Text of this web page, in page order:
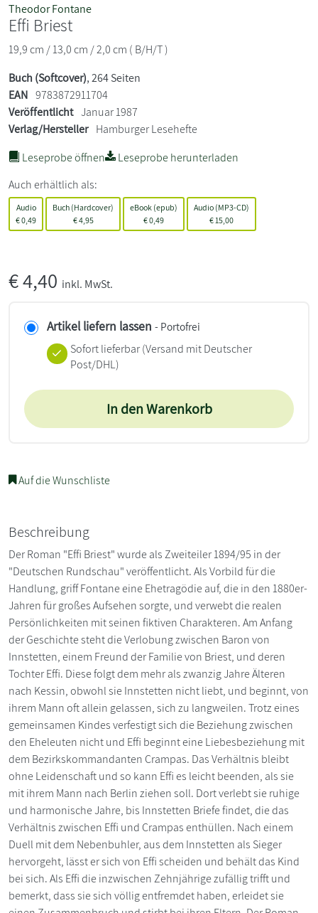
Theodor Fontane
Effi Briest
19,9 cm / 13,0 cm / 2,0 cm ( B/H/T )
Buch (Softcover), 264 Seiten
EAN 9783872911704
Veröffentlicht Januar 1987
Verlag/Hersteller Hamburger Lesehefte
Leseprobe öffnen
Leseprobe herunterladen
Auch erhältlich als:
Audio
€0,49
Buch (Hardcover)
€4,95
eBook (epub)
€0,49
Audio (MP3-CD)
€ 15,00
€4,40 inkl. MwSt.
Artikel liefern lassen - Portofrei
Sofort lieferbar(Versand mit Deutscher
Post/DHL)
In den Warenkorb
Auf die Wunschliste
Beschreibung
Der Roman "Effi Briest" wurde als Zweiteiler 1894/95 in der
"Deutschen Rundschau" veröffentlicht. Als Vorbild für die
Handlung, griff Fontane eine Ehetragödie auf, die in den 1880er-
Jahren für großes Aufsehen sorgte, und verwebt die realen
Persönlichkeiten mit seinen fiktiven Charakteren. Am Anfang
der Geschichte steht die Verlobung zwischen Baron von
Innstetten, einem Freund der Familie von Briest, und deren
Tochter Effi. Diese folgt dem mehr als zwanzig Jahre Älteren
nach Kessin, obwohl sie Innstetten nicht liebt, und beginnt, von
ihrem Mann oft allein gelassen, sich zu langweilen. Trotz eines
gemeinsamen Kindes verfestigt sich die Beziehung zwischen
den Eheleuten nicht und Effi beginnt eine Liebesbeziehung mit
dem Bezirkskommandanten Crampas. Das Verhältnis bleibt
ohne Leidenschaft und so kann Effi es leicht beenden, als sie
mit ihrem Mann nach Berlin ziehen soll. Dort verlebt sie ruhige
und harmonische Jahre, bis Innstetten Briefe findet, die das
Verhältnis zwischen Effi und Crampas enthüllen. Nach einem
Duell mit dem Nebenbuhler, aus dem Innstetten als Sieger
hervorgeht, lässt er sich von Effi scheiden und behält das Kind
bei sich. Als Effi die inzwischen Zehnjährige zufällig trifft und
bemerkt, dass sie sich völlig entfremdet haben, erleidet sie